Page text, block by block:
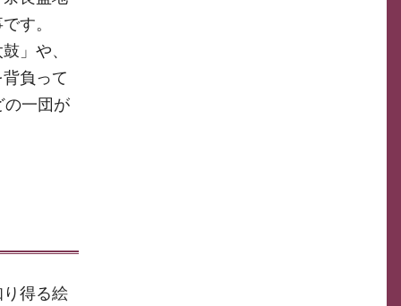
す。
」や、
負って
の一団が
得る絵